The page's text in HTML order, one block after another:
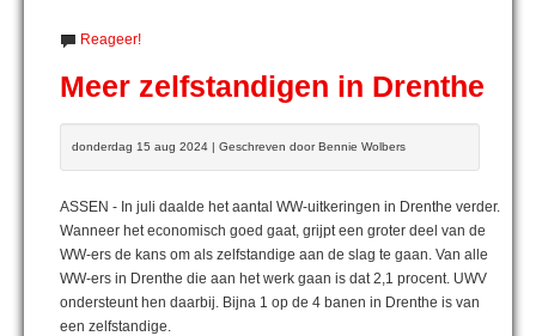
Reageer!
Meer zelfstandigen in Drenthe
donderdag 15 aug 2024 | Geschreven door Bennie Wolbers
ASSEN - In juli daalde het aantal WW-uitkeringen in Drenthe verder.
Wanneer het economisch goed gaat, grijpt een groter deel van de
WW-ers de kans om als zelfstandige aan de slag te gaan. Van alle
WW-ers in Drenthe die aan het werk gaan is dat 2,1 procent. UWV
ondersteunt hen daarbij. Bijna 1 op de 4 banen in Drenthe is van
een zelfstandige.